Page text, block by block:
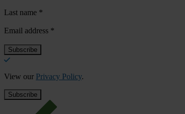
Last name *
Email address *
View our Privacy Policy.